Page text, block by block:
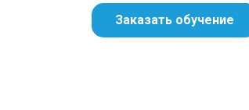
Заказать обучение